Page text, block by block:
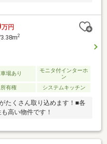
万円
2
場あり
モニタ付インターホ
ン
所有権 システムキッチン
たくさん取り込めます！■各
高い物件です！